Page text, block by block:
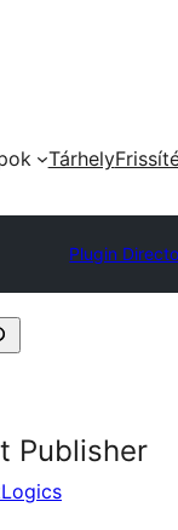
Tárhely
Plugin
Publisher